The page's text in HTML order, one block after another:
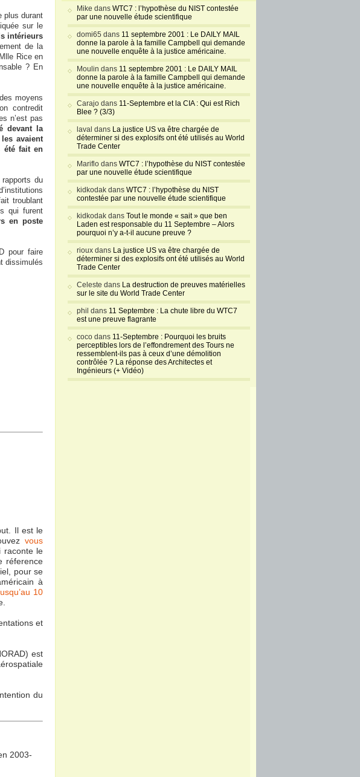
plus durant
sur le
intérieurs
de la
Rice en
? En
moyens
contredit
n’est pas
devant la
avaient
été fait en
du
troublant
qui furent
en poste
pour faire
dissimulés
Il est le
vous
raconte le
réference
pour se
à
10
et
est
du
2003-
Mike dans WTC7 : l’hypothèse du NIST contestée
par une nouvelle étude scientifique
domi65 dans 11 septembre 2001 : Le DAILY MAIL
donne la parole à la famille Campbell qui demande
une nouvelle enquête à la justice américaine.
Moulin dans 11 septembre 2001 : Le DAILY MAIL
donne la parole à la famille Campbell qui demande
une nouvelle enquête à la justice américaine.
Carajo dans 11-Septembre et la CIA : Qui est Rich
Blee ? (3/3)
laval dans La justice US va être chargée de
déterminer si des explosifs ont été utilisés au World
Trade Center
Mariflo dans WTC7 : l’hypothèse du NIST contestée
par une nouvelle étude scientifique
kidkodak dans WTC7 : l’hypothèse du NIST
contestée par une nouvelle étude scientifique
kidkodak dans Tout le monde « sait » que ben
Laden est responsable du 11 Septembre – Alors
pourquoi n’y a-t-il aucune preuve ?
rioux dans La justice US va être chargée de
déterminer si des explosifs ont été utilisés au World
Trade Center
Celeste dans La destruction de preuves matérielles
sur le site du World Trade Center
phil dans 11 Septembre : La chute libre du WTC7
est une preuve flagrante
coco dans 11-Septembre : Pourquoi les bruits
perceptibles lors de l’effondrement des Tours ne
ressemblent-ils pas à ceux d’une démolition
contrôlée ? La réponse des Architectes et
Ingénieurs (+ Vidéo)